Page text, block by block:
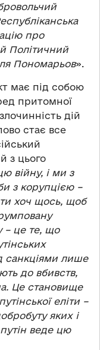
про
Політичний
Пономарьов».
має під собою
притомної
дій
стає все
з цього
війну, і ми з
з корупцією –
хоч щось, щоб
– це те, що
санкціями лише
до вбивств,
Це становище
еліти –
яких і
веде цю